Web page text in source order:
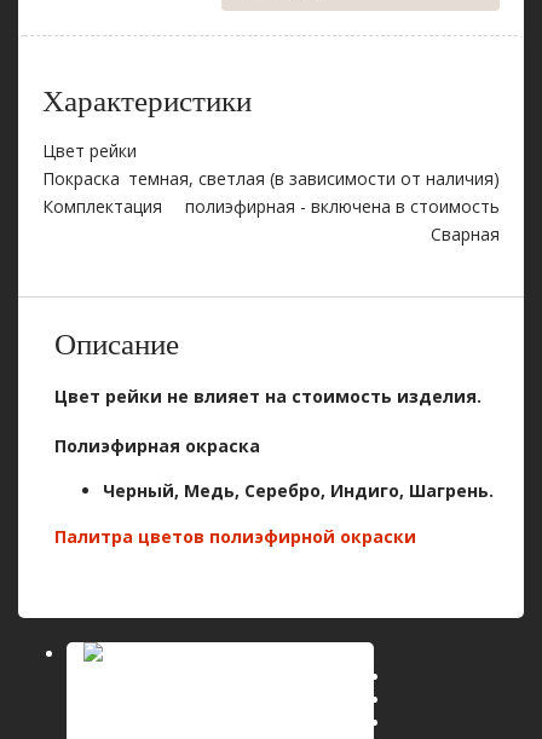
Характеристики
Цвет рейки
темная, светлая (в зависимости от наличия)
Покраска
полиэфирная - включена в стоимость
Комплектация
Сварная
Описание
Цвет рейки не влияет на стоимость изделия.
Полиэфирная окраска
Черный, Медь, Серебро, Индиго, Шагрень.
Палитра цветов полиэфирной окраски